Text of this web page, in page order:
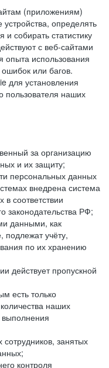
(приложениям)
устройства, определять
и собирать статистику
с веб-сайтами
использования
или багов.
для установления
пользователя наших
за организацию
и их защиту;
персональных данных
внедрена система
соответствии
законодательства РФ;
данными, как
подлежат учёту,
по их хранению
действует пропускной
есть только
наших
выполнения
занятых
контроля